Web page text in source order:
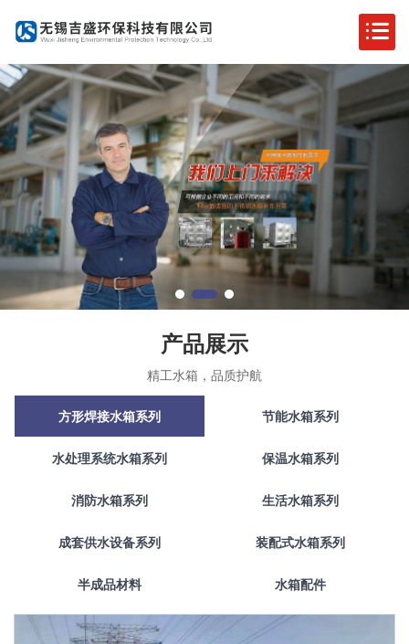
产品展示
精工水箱，品质护航
方形焊接水箱系列 节能水箱系列
水处理系统水箱系列 保温水箱系列
消防水箱系列 生活水箱系列
成套供水设备系列 装配式水箱系列
半成品材料 水箱配件